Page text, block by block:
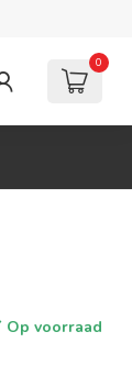
0
Op voorraad